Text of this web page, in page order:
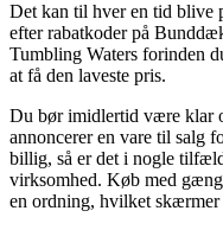
Det kan til hver en tid blive
efter rabatkoder på
Tumbling Waters forinden
at få den laveste pris.
Du bør imidlertid være klar
annoncerer en vare til salg
billig, så er det i nogle
virksomhed. Køb med
en ordning, hvilket